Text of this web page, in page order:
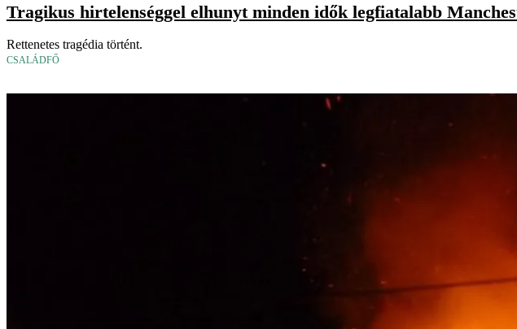
Tragikus hirtelenséggel elhunyt minden idők legfiatalabb
Rettenetes tragédia történt.
CSALÁDFŐ